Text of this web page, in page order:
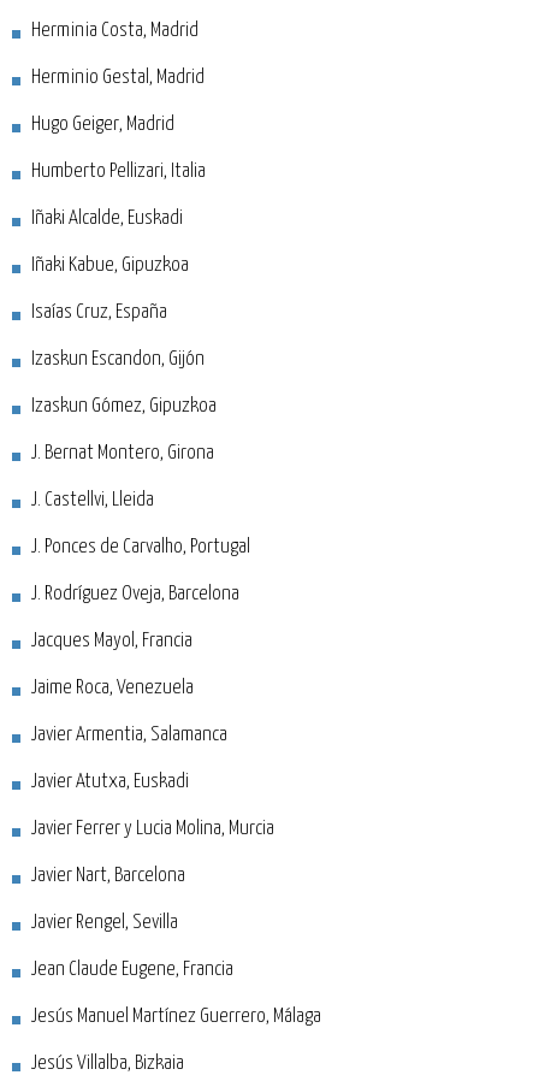
Herminia Costa, Madrid
Herminio Gestal, Madrid
Hugo Geiger, Madrid
Humberto Pellizari, Italia
Iñaki Alcalde, Euskadi
Iñaki Kabue, Gipuzkoa
Isaías Cruz, España
Izaskun Escandon, Gijón
Izaskun Gómez, Gipuzkoa
J. Bernat Montero, Girona
J. Castellvi, Lleida
J. Ponces de Carvalho, Portugal
J. Rodríguez Oveja, Barcelona
Jacques Mayol, Francia
Jaime Roca, Venezuela
Javier Armentia, Salamanca
Javier Atutxa, Euskadi
Javier Ferrer y Lucia Molina, Murcia
Javier Nart, Barcelona
Javier Rengel, Sevilla
Jean Claude Eugene, Francia
Jesús Manuel Martínez Guerrero, Málaga
Jesús Villalba, Bizkaia